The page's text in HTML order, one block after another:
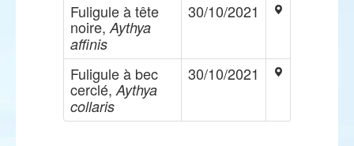
Fuligule à tête
noire, Aythya
affinis
30/10/2021
Fuligule à bec
cerclé, Aythya
collaris
30/10/2021